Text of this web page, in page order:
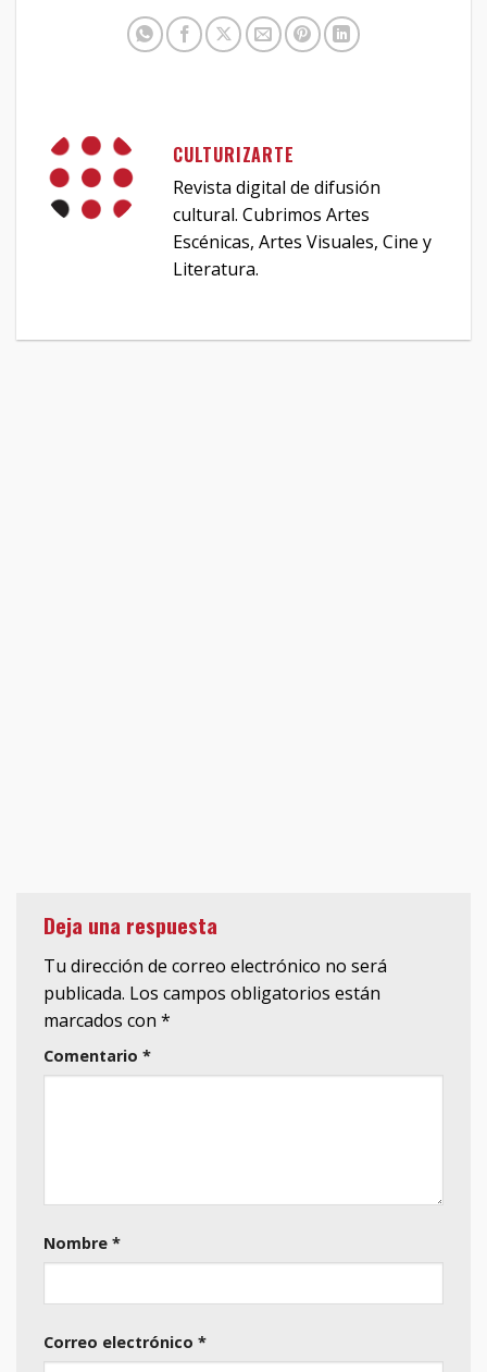
CULTURIZARTE
Revista digital de difusión
cultural. Cubrimos Artes
Escénicas, Artes Visuales, Cine y
Literatura.
Deja una respuesta
Tu dirección de correo electrónico no será
publicada. Los campos obligatorios están
marcados con *
Comentario *
Nombre *
Correo electrónico *